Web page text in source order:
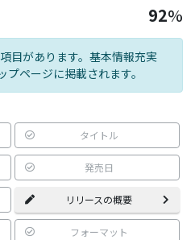
92%
目があります。基本情報充実
ページに掲載されます。
タイトル
発売日
リリースの概要
フォーマット